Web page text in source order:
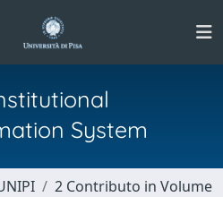
System
2 Contributo in Volume